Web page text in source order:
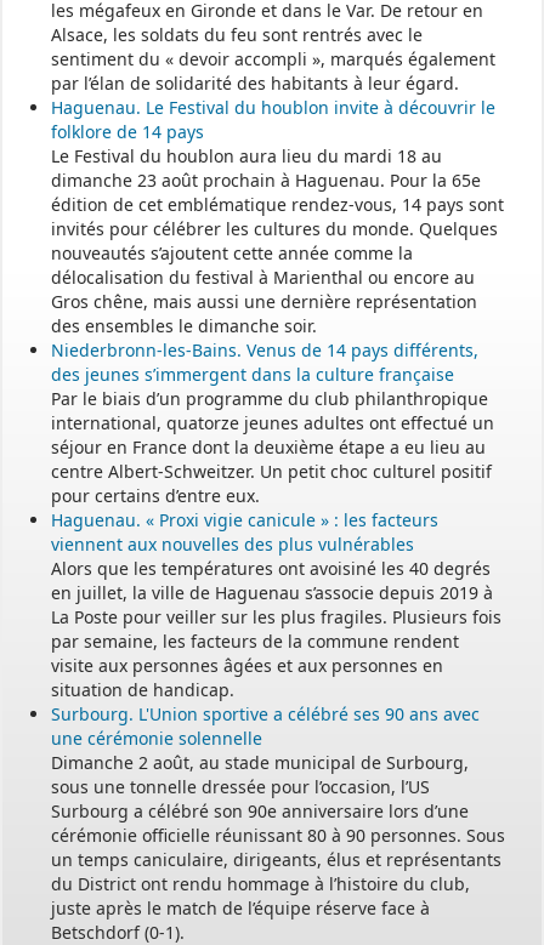
les mégafeux en Gironde et dans le Var. De retour en
Alsace, les soldats du feu sont rentrés avec le
sentiment du « devoir accompli », marqués également
par l’élan de solidarité des habitants à leur égard.
Haguenau. Le Festival du houblon invite à découvrir le
folklore de 14 pays
Le Festival du houblon aura lieu du mardi 18 au
dimanche 23 août prochain à Haguenau. Pour la 65e
édition de cet emblématique rendez-vous, 14 pays sont
invités pour célébrer les cultures du monde. Quelques
nouveautés s’ajoutent cette année comme la
délocalisation du festival à Marienthal ou encore au
Gros chêne, mais aussi une dernière représentation
des ensembles le dimanche soir.
Niederbronn-les-Bains. Venus de 14 pays différents,
des jeunes s’immergent dans la culture française
Par le biais d’un programme du club philanthropique
international, quatorze jeunes adultes ont effectué un
séjour en France dont la deuxième étape a eu lieu au
centre Albert-Schweitzer. Un petit choc culturel positif
pour certains d’entre eux.
Haguenau. « Proxi vigie canicule » : les facteurs
viennent aux nouvelles des plus vulnérables
Alors que les températures ont avoisiné les 40 degrés
en juillet, la ville de Haguenau s’associe depuis 2019 à
La Poste pour veiller sur les plus fragiles. Plusieurs fois
par semaine, les facteurs de la commune rendent
visite aux personnes âgées et aux personnes en
situation de handicap.
Surbourg. L'Union sportive a célébré ses 90 ans avec
une cérémonie solennelle
Dimanche 2 août, au stade municipal de Surbourg,
sous une tonnelle dressée pour l’occasion, l’US
Surbourg a célébré son 90e anniversaire lors d’une
cérémonie officielle réunissant 80 à 90 personnes. Sous
un temps caniculaire, dirigeants, élus et représentants
du District ont rendu hommage à l’histoire du club,
juste après le match de l’équipe réserve face à
Betschdorf (0-1).